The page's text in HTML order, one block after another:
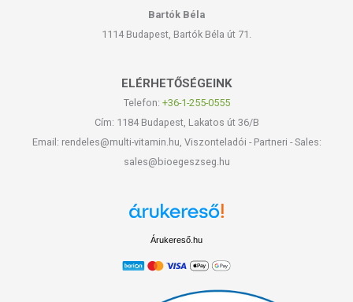
Bartók Béla
1114 Budapest, Bartók Béla út 71.
ELÉRHETŐSÉGEINK
Telefon: +36-1-255-0555
Cím: 1184 Budapest, Lakatos út 36/B
Email: rendeles@multi-vitamin.hu, Viszonteladói - Partneri - Sales:
sales@bioegeszseg.hu
Árukereső.hu